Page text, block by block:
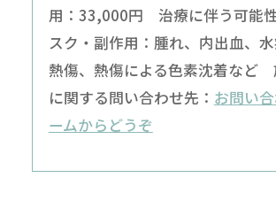
用：33,000円 治療に伴う可能
スク・副作用：腫れ、内出血、水
熱傷、熱傷による色素沈着など
に関する問い合わせ先： お問い
ームからどうぞ